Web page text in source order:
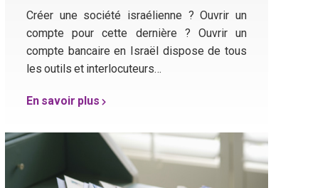
Créer une société israélienne ? Ouvrir un
compte pour cette dernière ? Ouvrir un
compte bancaire en Israël dispose de tous
les outils et interlocuteurs…
En savoir plus